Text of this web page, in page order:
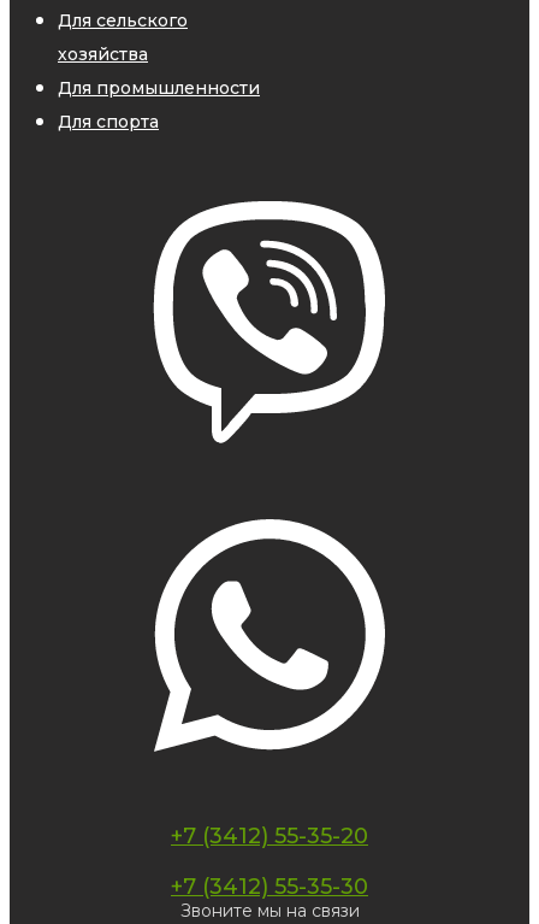
Для сельского
хозяйства
Для промышленности
Для спорта
+7 (3412) 55-35-20
+7 (3412) 55-35-30
Звоните мы на связи